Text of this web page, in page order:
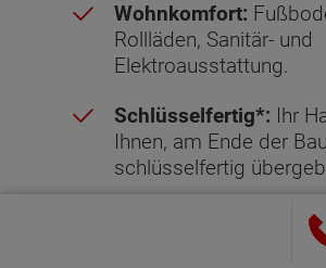
Wohnkomfort:
Rollläden, Sanitär- und
Elektroausstattung.
Schlüsselfertig*: Ihr
Ihnen, am Ende der
schlüsselfertig
Schutzbrief mit